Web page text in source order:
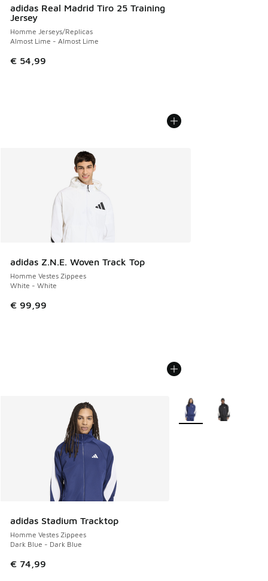
adidas Real Madrid Tiro 25 Training
Jersey
Homme Jerseys/Replicas
Almost Lime - Almost Lime
€ 54,99
adidas Z.N.E. Woven Track Top
Homme Vestes Zippees
White - White
€ 99,99
adidas Stadium Tracktop
Homme Vestes Zippees
Dark Blue - Dark Blue
€ 74,99
Plus de couleurs